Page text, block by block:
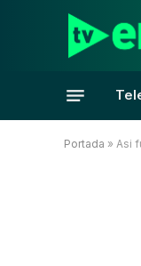
Portada » Asi